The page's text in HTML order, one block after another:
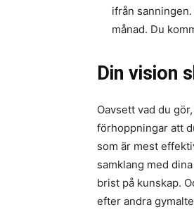
ifrån
månad. Du
Din vision
Oavsett vad du
förhoppningar att
som är mest
samklang med
brist på kunskap.
efter andra